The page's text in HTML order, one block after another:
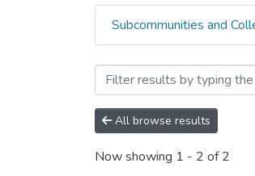
Subcommunities and
Browsing
All browse results
Now showing 1 - 2 of 2